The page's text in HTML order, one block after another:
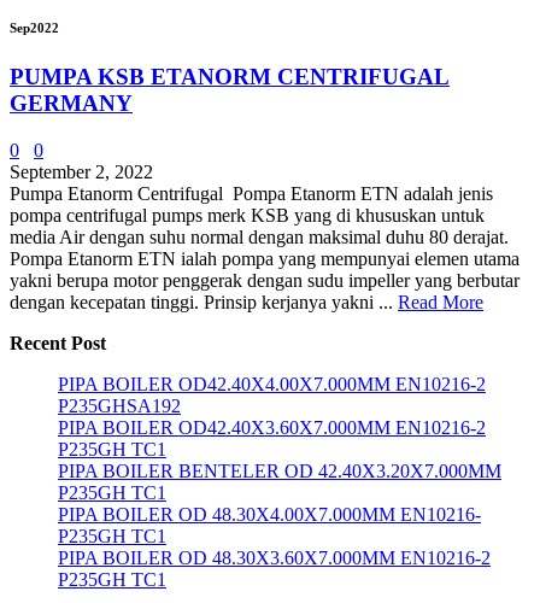
Sep2022
PUMPA KSB ETANORM CENTRIFUGAL
GERMANY
0
0
September 2, 2022
Pumpa Etanorm Centrifugal Pompa Etanorm ETN adalah jenis
pompa centrifugal pumps merk KSB yang di khususkan untuk
media Air dengan suhu normal dengan maksimal duhu 80 derajat.
Pompa Etanorm ETN ialah pompa yang mempunyai elemen utama
yakni berupa motor penggerak dengan sudu impeller yang berbutar
dengan kecepatan tinggi. Prinsip kerjanya yakni ... Read More
Recent Post
PIPA BOILER OD42.40X4.00X7.000MM EN10216-2
P235GHSA192
PIPA BOILER OD42.40X3.60X7.000MM EN10216-2
P235GH TC1
PIPA BOILER BENTELER OD 42.40X3.20X7.000MM
P235GH TC1
PIPA BOILER OD 48.30X4.00X7.000MM EN10216-
P235GH TC1
PIPA BOILER OD 48.30X3.60X7.000MM EN10216-2
P235GH TC1